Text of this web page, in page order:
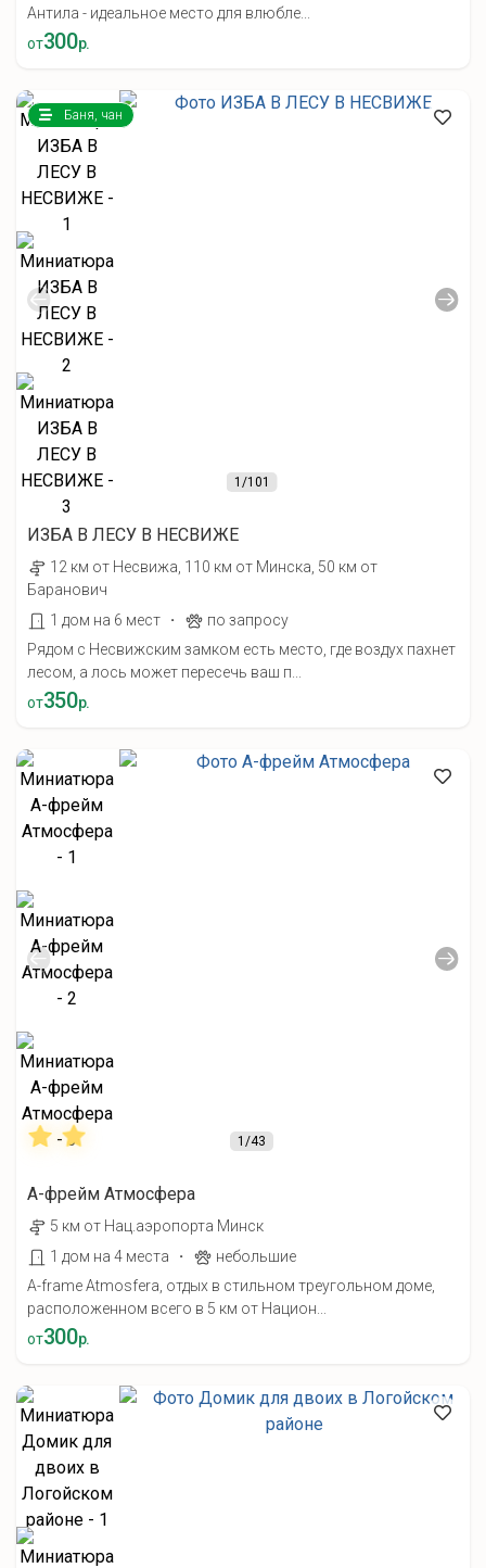
Антила - идеальное место для влюбле...
от300р.
1 /101
Баня, чан
ИЗБА В ЛЕСУ В НЕСВИЖЕ
12 км от Несвижа, 110 км от Минска, 50 км от
Баранович
1 дом на 6 мест
·
по запросу
Рядом с Несвижским замком есть место, где воздух пахнет
лесом, а лось может пересечь ваш п...
от350р.
1/43
А-фрейм Атмосфера
5 км от Нац.аэропорта Минск
1 дом на 4 места
·
небольшие
A-frame Atmosfera, отдых в стильном треугольном доме,
расположенном всего в 5 км от Национ...
от300р.